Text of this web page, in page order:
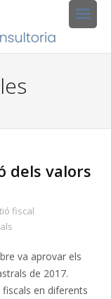
dels valors
fiscal
va aprovar els
de 2017.
en diferents